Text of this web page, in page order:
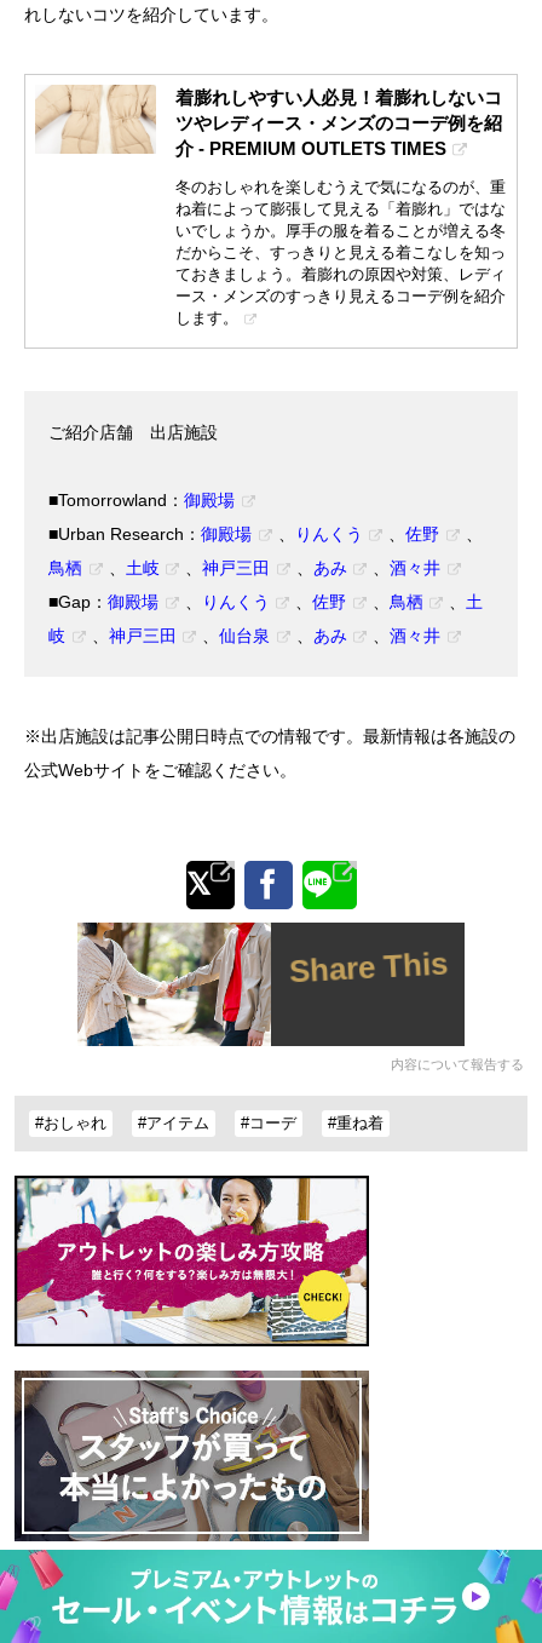
れしないコツを紹介しています。
着膨れしやすい人必見！着膨れしないコ
ツやレディース・メンズのコーデ例を紹
介 - PREMIUM OUTLETS TIMES
冬のおしゃれを楽しむうえで気になるのが、重
ね着によって膨張して見える「着膨れ」ではな
いでしょうか。厚手の服を着ることが増える冬
だからこそ、すっきりと見える着こなしを知っ
ておきましょう。着膨れの原因や対策、レディ
ース・メンズのすっきり見えるコーデ例を紹介
します。
ご紹介店舗 出店施設
■Tomorrowland： 御殿場
■Urban Research： 御殿場 、 りんくう 、佐野
、
鳥栖
、 土岐 、神戸三田 、 あみ 、酒々井
■Gap： 御殿場 、 りんくう 、佐野 、 鳥栖 、土
岐
、 神戸三田 、仙台泉 、 あみ 、酒々井
※出店施設は記事公開日時点での情報です。最新情報は各施設の
公式Webサイトをご確認ください。
Share This
内容について報告する
#おしゃれ #アイテム #コーデ #重ね着